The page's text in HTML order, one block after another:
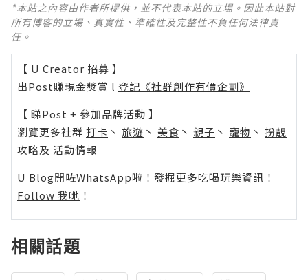
*本站之內容由作者所提供，並不代表本站的立場。因此本站對
所有博客的立場、真實性、準確性及完整性不負任何法律責
任。
【 U Creator 招募 】
出Post賺現金獎賞 l 登記《社群創作有價企劃》
【 睇Post + 參加品牌活動 】
瀏覽更多社群 打卡 丶 旅遊 丶 美食 丶 親子 丶 寵物 丶 扮靚
攻略及 活動情報
U Blog開咗WhatsApp啦！發掘更多吃喝玩樂資訊！
Follow 我哋 ！
相關話題